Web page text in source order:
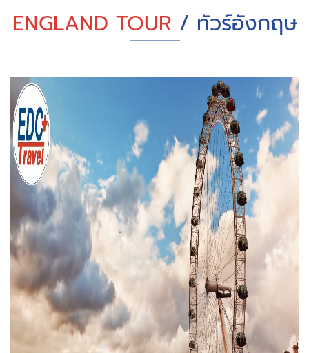
ENGLAND TOUR / ทัวร์อังกฤษ